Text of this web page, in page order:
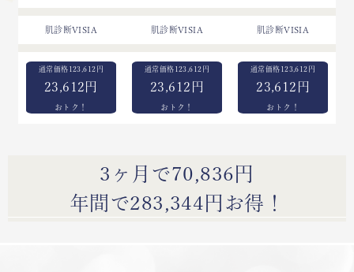
肌診断VISIA
123,612
23,612円
肌診断VISIA
123,612
23,612円
肌診断VISIA
123,612
23,612円
3ヶ月で70,836円
年間で283,344円お得！